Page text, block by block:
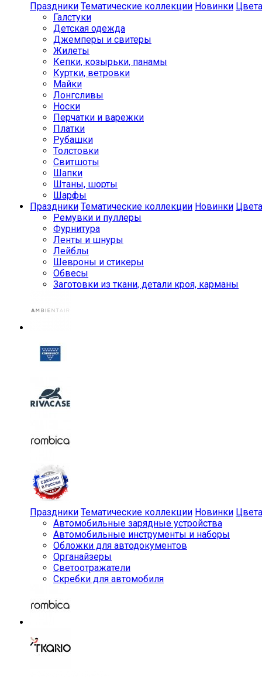
Праздники Тематические коллекции Новинки Цвета
Галстуки
Детская одежда
Джемперы и свитеры
Жилеты
Кепки, козырьки, панамы
Куртки, ветровки
Майки
Лонгсливы
Носки
Перчатки и варежки
Платки
Рубашки
Толстовки
Свитшоты
Шапки
Штаны, шорты
Шарфы
Праздники Тематические коллекции Новинки Цвета
Ремувки и пуллеры
Фурнитура
Ленты и шнуры
Лейблы
Шевроны и стикеры
Обвесы
Заготовки из ткани, детали кроя, карманы
Праздники Тематические коллекции Новинки Цвета
Автомобильные зарядные устройства
Автомобильные инструменты и наборы
Обложки для автодокументов
Органайзеры
Светоотражатели
Скребки для автомобиля